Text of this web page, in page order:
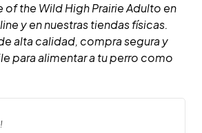
of the Wild High Prairie Adulto en
y en nuestras tiendas físicas.
alta calidad, compra segura y
para alimentar a tu perro como